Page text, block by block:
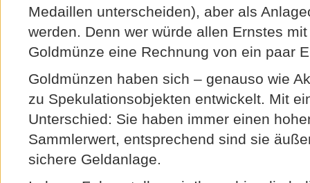
Medaillen unterscheiden), aber als
werden. Denn wer würde allen Ernstes
Goldmünze eine Rechnung von ein paar
Goldmünzen haben sich – genauso wie
zu Spekulationsobjekten entwickelt. Mit
Unterschied: Sie haben immer einen
Sammlerwert, entsprechend sind sie
sichere Geldanlage.